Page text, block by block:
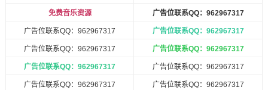
免费音乐资源 广告位联系QQ：962967317
广告位联系QQ：962967317 广告位联系QQ：962967317
广告位联系QQ：962967317 广告位联系QQ：962967317
广告位联系QQ：962967317 广告位联系QQ：962967317
广告位联系QQ：962967317 广告位联系QQ：962967317